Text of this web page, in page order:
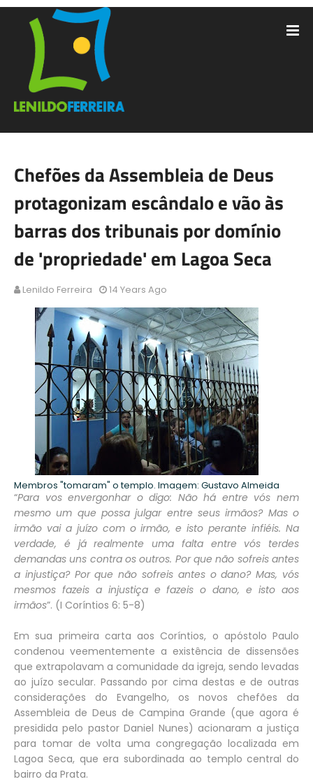
Chefões da Assembleia de Deus
protagonizam escândalo e vão às
barras dos tribunais por domínio
de 'propriedade' em Lagoa Seca
Lenildo Ferreira 14 Years Ago
Membros "tomaram" o templo. Imagem: Gustavo Almeida
“Para vos envergonhar o digo: Não há entre vós nem
mesmo um que possa julgar entre seus irmãos? Mas o
irmão vai a juízo com o irmão, e isto perante infiéis. Na
verdade, é já realmente uma falta entre vós terdes
demandas uns contra os outros. Por que não sofreis antes
a injustiça? Por que não sofreis antes o dano? Mas, vós
mesmos fazeis a injustiça e fazeis o dano, e isto aos
irmãos”. (I Coríntios 6: 5-8)
Em sua primeira carta aos Coríntios, o apóstolo Paulo
condenou veementemente a existência de dissensões
que extrapolavam a comunidade da igreja, sendo levadas
ao juízo secular. Passando por cima destas e de outras
considerações do Evangelho, os novos chefões da
Assembleia de Deus de Campina Grande (que agora é
presidida pelo pastor Daniel Nunes) acionaram a justiça
para tomar de volta uma congregação localizada em
Lagoa Seca, que era subordinada ao templo central do
bairro da Prata.